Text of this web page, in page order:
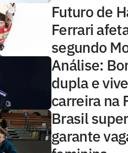
Futuro de
Ferrari
segundo
Análise:
dupla e
carreira na
Brasil
garante